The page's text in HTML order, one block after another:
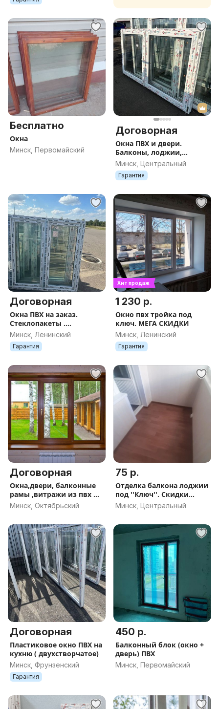
Бесплатно
Окна
Минск, Первомайский
Договорная
Окна ПВХ и двери.
Балконы, лоджии,
террасы. Монтаж и
отделка. Стеклопакеты
Минск, Центральный
Гарантия
Договорная
Окна ПВХ на заказ.
Стеклопакеты .
Балконные рамы
Минск, Ленинский
Гарантия
Хит продаж
1 230 р.
Окно пвх тройка под
ключ. МЕГА СКИДКИ
Минск, Ленинский
Гарантия
Договорная
Окна,двери, балконные
рамы ,витражи из пвх и
алюминия .Рассрочка.
Минск, Октябрьский
75 р.
Отделка балкона лоджии
под ''Ключ''. Скидки
Акции
Минск, Центральный
Договорная
Пластиковое окно ПВХ на
кухню ( двухстворчатое)
Минск, Фрунзенский
Гарантия
450 р.
Балконный блок (окно +
дверь) ПВХ
Минск, Первомайский